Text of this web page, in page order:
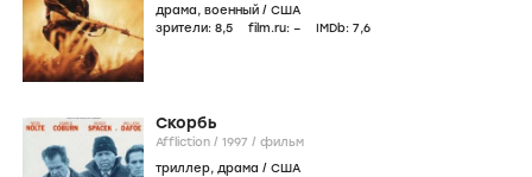
драма, военный / США
зрители: 8,5 film.ru: – IMDb: 7,6
Скорбь
Affliction / 1997 / фильм
триллер, драма / США